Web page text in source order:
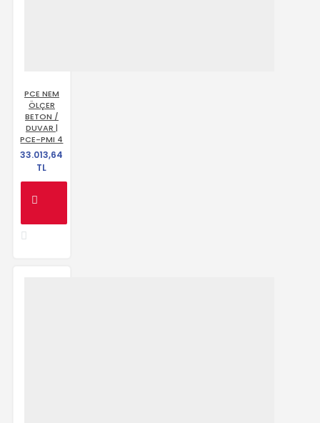
PCE NEM
ÖLÇER
BETON /
DUVAR |
PCE-PMI 4
33.013,64
TL